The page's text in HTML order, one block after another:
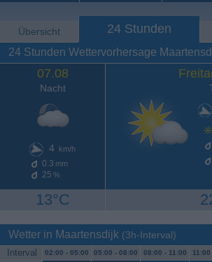
Übersicht 24 Stunden
24 Stunden Wettervorhersage
07.08
Nacht
4 km/h
0.3 mm
25 %
13°C
Wetter in Maartensdijk (3h-Interval)
Interval 02:00 - 05:00 05:00 - 08:00 08:00 - 11:00 11:00